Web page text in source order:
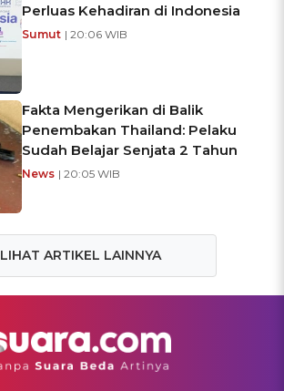
Perluas Kehadiran di Indonesia
Sumut | 20:06 WIB
Fakta Mengerikan di Balik
Penembakan Thailand: Pelaku
Sudah Belajar Senjata 2 Tahun
News | 20:05 WIB
LIHAT ARTIKEL LAINNYA